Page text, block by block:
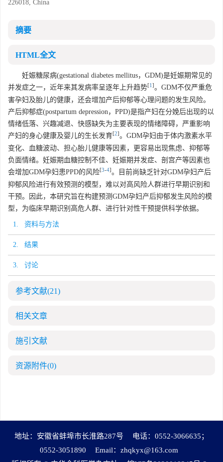
226018, China
摘要
HTML全文
妊娠糖尿病(gestational diabetes mellitus，GDM)是妊娠期常见的
并发症之一，近年来其发病率呈逐年上升趋势[1 ]。GDM不仅严重危
害孕妇及胎儿的健康，还会增加产后抑郁等心理问题的发生风险。
产后抑郁症(postpartum depression，PPD)是指产妇在分娩后出现的以
情绪低落、兴趣减退、快感缺失为主要表现的情绪障碍，严重影响
产妇的身心健康及婴儿的生长发育[2]。GDM孕妇由于体内激素水平
变化、血糖波动、担心胎儿健康等因素，更容易出现焦虑、抑郁等
负面情绪。妊娠期血糖控制不佳、妊娠期并发症、剖宫产等因素也
会增加GDM孕妇患PPD的风险[3-4]。目前尚缺乏针对GDM孕妇产后
抑郁风险进行有效预测的模型，难以对高风险人群进行早期识别和
干预。因此，本研究旨在构建预测GDM孕妇产后抑郁发生风险的模
型，为临床早期识别高危人群、进行针对性干预提供科学依据。
1. 资料与方法
2. 结果
3. 讨论
参考文献(21)
相关文章
施引文献
资源附件(0)
地址：安徽省蚌埠市长淮路287号
电话：0552-3066635；
0552-3051890
Email： zhqkyx@163.com